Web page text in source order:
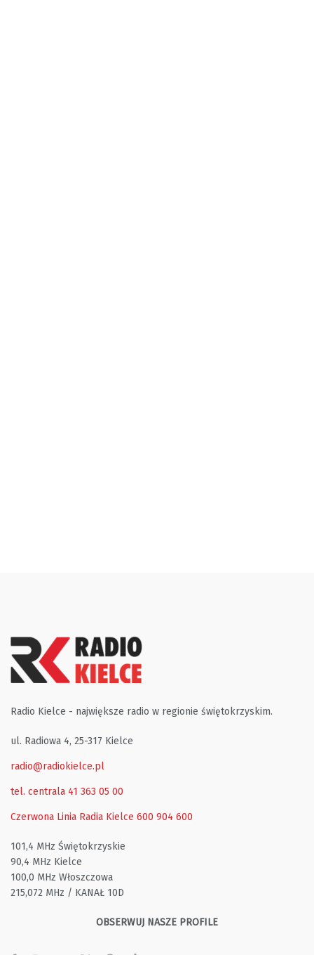
Radio Kielce - największe radio w regionie świętokrzyskim.
ul. Radiowa 4, 25-317 Kielce
radio@radiokielce.pl
tel. centrala 41 363 05 00
Czerwona Linia Radia Kielce 600 904 600
101,4 MHz Świętokrzyskie
90,4 MHz Kielce
100,0 MHz Włoszczowa
215,072 MHz / KANAŁ 10D
OBSERWUJ NASZE PROFILE